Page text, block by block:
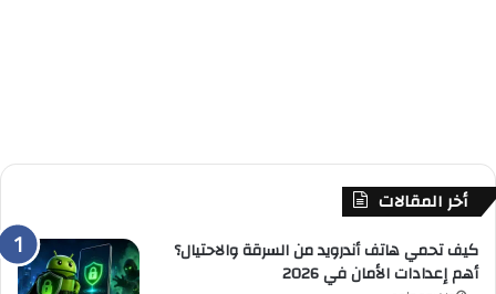
أخر المقالات
كيف تحمي هاتف أندرويد من السرقة والاحتيال؟
أهم إعدادات الأمان في 2026